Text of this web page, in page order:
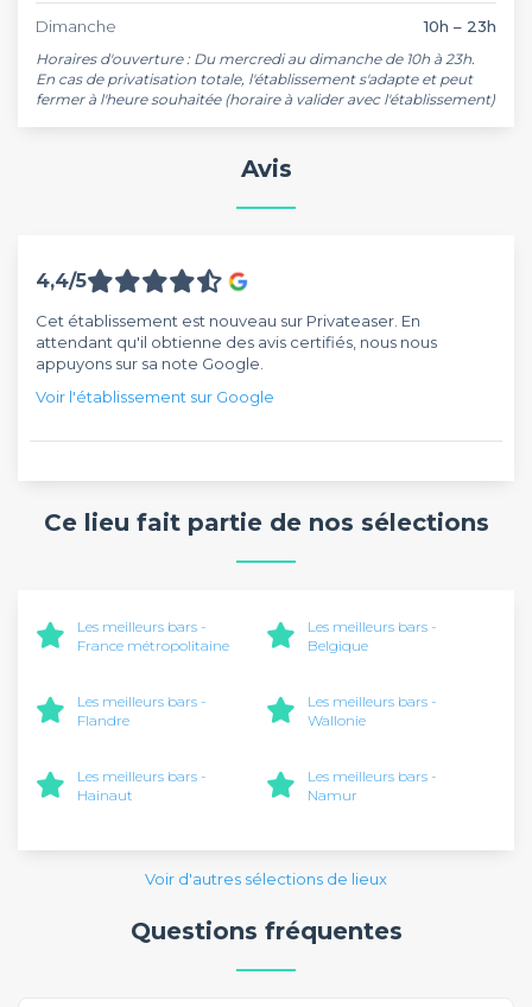
Dimanche 10h – 23h
Horaires d'ouverture : Du mercredi au dimanche de 10h à 23h.
En cas de privatisation totale, l'établissement s'adapte et peut
fermer à l'heure souhaitée (horaire à valider avec l'établissement)
Avis
4,4/5
Cet établissement est nouveau sur Privateaser. En
attendant qu'il obtienne des avis certifiés, nous nous
appuyons sur sa note Google.
Voir l'établissement sur Google
Ce lieu fait partie de nos sélections
Les meilleurs bars -
France métropolitaine
Les meilleurs bars -
Belgique
Les meilleurs bars -
Flandre
Les meilleurs bars -
Wallonie
Les meilleurs bars -
Hainaut
Les meilleurs bars -
Namur
Voir d'autres sélections de lieux
Questions fréquentes